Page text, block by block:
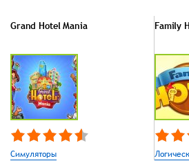
Grand Hotel Mania
Симуляторы
Family